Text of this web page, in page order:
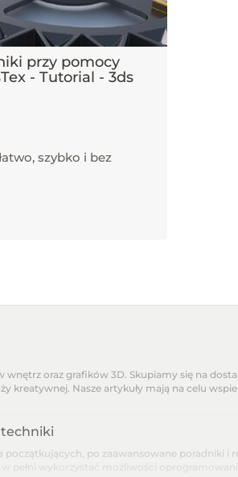
przy pomocy
- Tutorial - 3ds
szybko i bez
oraz grafików 3D. Skupiamy się na
Nasze artykuły mają na celu
po zaawansowane poradniki i
pełni wykorzystać możliwości